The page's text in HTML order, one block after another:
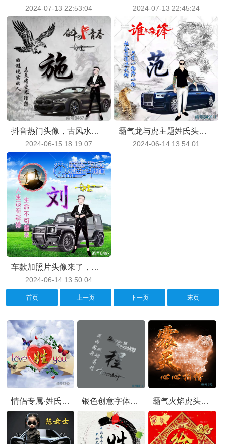
2024-07-13 22:53:04 2024-07-13 22:45:24
抖音热门头像，古风水墨龙背景姓氏加豪车加卡通人物
2024-06-15 18:19:07
霸气龙与虎主题姓氏头像，谁与争锋共计8个风格
2024-06-14 13:54:01
车款加照片头像来了，霸气微信头像图片最新款
2024-06-14 13:50:04
首页 上一页 下一页 末页
情侣专属·姓氏头像，爱心'LOVE YOU'浪漫居中 银色创意字体・微信姓氏头像：携姓氏同行，赴风雨同舟砥砺 霸气火焰虎头像，雷虎、震天文字改成你的